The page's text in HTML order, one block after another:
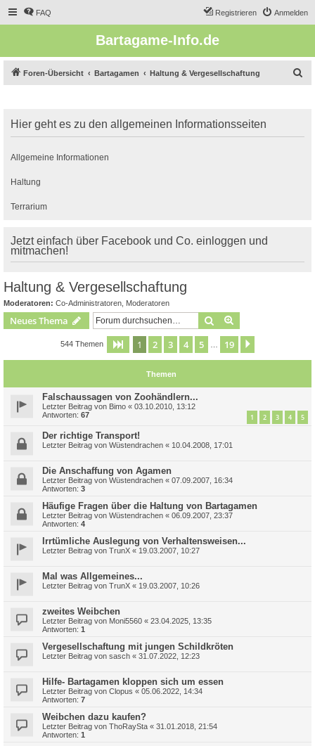
FAQ Anmelden
Registrieren
Bartagame-Info.de
Foren-Übersicht Bartagamen Haltung & Vergesellschaftung
e
Hier geht es zu den allgemeinen Informationsseiten
Allgemeine Informationen
Haltung
Terrarium
Jetzt einfach über Facebook und Co. einloggen und
mitmachen!
Haltung & Vergesellschaftung
Moderatoren: Co-Administratoren Moderatoren
Neues Thema Suche
544 Themen Seite 1von 19
1 2 3 4 5 19
Themen
Falschaussagen von Zoohändlern...
Letzter Beitrag von Bimo « 03.10.2010, 13:12
Antworten: 67 1 2 3 4 5
Der richtige Transport!
Letzter Beitrag von Wüstendrachen « 10.04.2008, 17:01
Die Anschaffung von Agamen
Letzter Beitrag von Wüstendrachen « 07.09.2007, 16:34
Antworten: 3
Häufige Fragen über die Haltung von Bartagamen
Letzter Beitrag von Wüstendrachen « 06.09.2007, 23:37
Antworten: 4
Irrtümliche Auslegung von Verhaltensweisen...
Letzter Beitrag von TrunX « 19.03.2007, 10:27
Mal was Allgemeines...
Letzter Beitrag von TrunX « 19.03.2007, 10:26
zweites Weibchen
Letzter Beitrag von Moni5560 « 23.04.2025, 13:35
Antworten: 1
Vergesellschaftung mit jungen Schildkröten
Letzter Beitrag von sasch « 31.07.2022, 12:23
Hilfe- Bartagamen kloppen sich um essen
Letzter Beitrag von Clopus « 05.06.2022, 14:34
Antworten: 7
Weibchen dazu kaufen?
Letzter Beitrag von ThoRaySta « 31.01.2018, 21:54
Antworten: 1